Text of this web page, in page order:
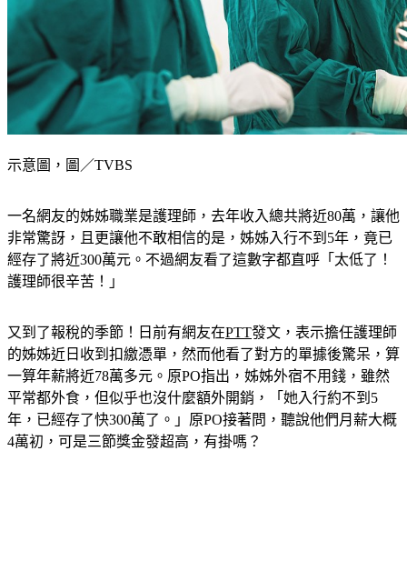
示意圖，圖／TVBS
一名網友的姊姊職業是護理師，去年收入總共將近80萬，讓他
非常驚訝，且更讓他不敢相信的是，姊姊入行不到5年，竟已
經存了將近300萬元。不過網友看了這數字都直呼「太低了！
護理師很辛苦！」
又到了報稅的季節！日前有網友在PTT發文，表示擔任護理師
的姊姊近日收到扣繳憑單，然而他看了對方的單據後驚呆，算
一算年薪將近78萬多元。原PO指出，姊姊外宿不用錢，雖然
平常都外食，但似乎也沒什麼額外開銷，「她入行約不到5
年，已經存了快300萬了。」原PO接著問，聽說他們月薪大概
4萬初，可是三節獎金發超高，有掛嗎？